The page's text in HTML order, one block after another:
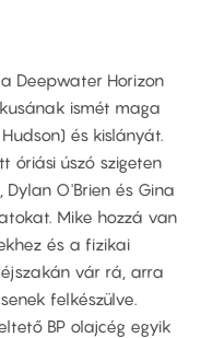
Deepwater Horizon
ismét maga
és kislányát.
óriási úszó szigeten
Dylan O'Brien és Gina
Mike hozzá van
és a fizikai
vár rá, arra
felkészülve.
BP olajcég egyik